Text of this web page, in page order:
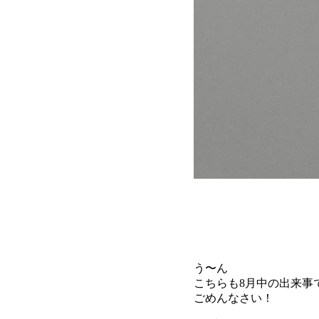
う〜ん
こちらも8月中の出来事
ごめんなさい！